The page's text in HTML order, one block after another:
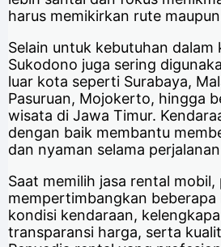
harus memikirkan rute
Selain untuk kebutuhan
Sukodono juga sering
luar kota seperti Surabaya,
Pasuruan, Mojokerto, hingga
wisata di Jawa Timur.
dengan baik membantu
dan nyaman selama
Saat memilih jasa rental
mempertimbangkan
kondisi kendaraan,
transparansi harga, serta